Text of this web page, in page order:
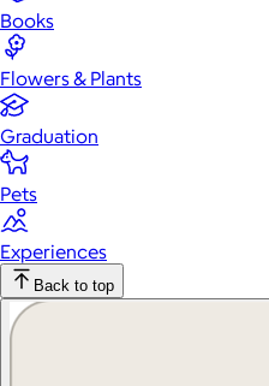
Books
Flowers & Plants
Graduation
Pets
Experiences
Back to top